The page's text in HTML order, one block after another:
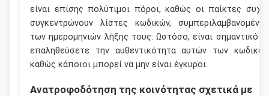
είναι επίσης πολύτιμοι πόροι, καθώς οι παίκτες
συγκεντρώνουν λίστες κωδικών,
των ημερομηνιών λήξης τους. Ωστόσο, είναι σημαντικό
επαληθεύσετε την αυθεντικότητα αυτών των
καθώς κάποιοι μπορεί να μην είναι έγκυροι.
Ανατροφοδότηση της κοινότητας σχετικά με